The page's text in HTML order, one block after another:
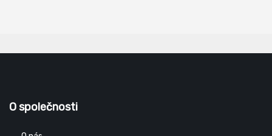
O společnosti